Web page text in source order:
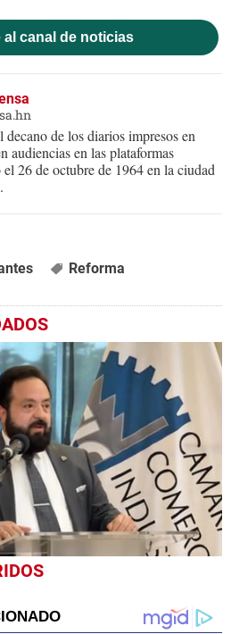
al canal de noticias
de los diarios impresos en
audiencias en las plataformas
26 de octubre de 1964 en la ciudad
Reforma